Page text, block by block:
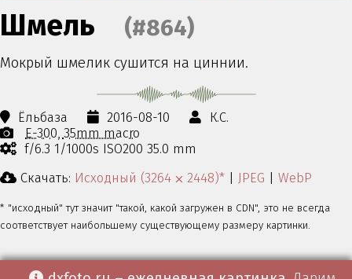
Шмель (#864)
Мокрый шмелик сушится на циннии.
Ёльбаза 2016-08-10
К.С.
E-300 35mm macro
f/6.3 1/1000s ISO200 35.0 mm
Скачать: Исходный (3264 ⨉ 2448)* | JPEG | WebP
* "исходный" тут значит "такой, какой загружен в CDN", это не всегда
соответствует наибольшему существующему размеру картинки.